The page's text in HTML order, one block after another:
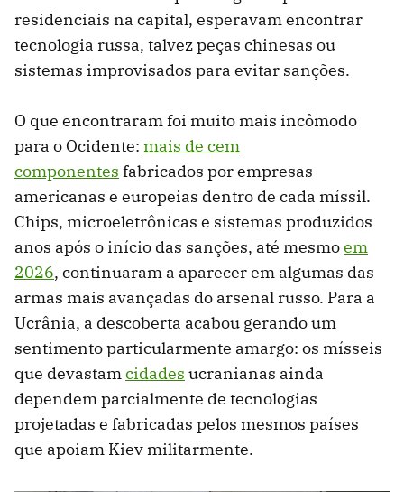
residenciais na capital, esperavam encontrar
tecnologia russa, talvez peças chinesas ou
sistemas improvisados para evitar sanções.
O que encontraram foi muito mais incômodo
para o Ocidente: mais de cem
componentes fabricados por empresas
americanas e europeias dentro de cada míssil.
Chips, microeletrônicas e sistemas produzidos
anos após o início das sanções, até mesmoem
2026, continuaram a aparecer em algumas das
armas mais avançadas do arsenal russo. Para a
Ucrânia, a descoberta acabou gerando um
sentimento particularmente amargo: os mísseis
que devastamcidades ucranianas ainda
dependem parcialmente de tecnologias
projetadas e fabricadas pelos mesmos países
que apoiam Kiev militarmente.